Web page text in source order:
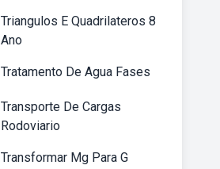
Triangulos E Quadrilateros 8
Ano
Tratamento De Agua Fases
Transporte De Cargas
Rodoviario
Transformar Mg Para G